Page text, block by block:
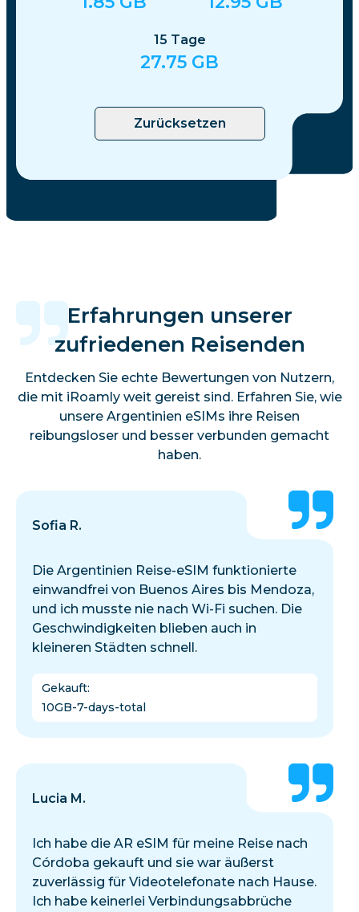
15 Tage
27.75 GB
Zurücksetzen
Erfahrungen unserer
zufriedenen Reisenden
Entdecken Sie echte Bewertungen von Nutzern,
die mit iRoamly weit gereist sind. Erfahren Sie, wie
unsere Argentinien eSIMs ihre Reisen
reibungsloser und besser verbunden gemacht
haben.
Sofia R.
Die Argentinien Reise-eSIM funktionierte
einwandfrei von Buenos Aires bis Mendoza,
und ich musste nie nach Wi-Fi suchen. Die
Geschwindigkeiten blieben auch in
kleineren Städten schnell.
Gekauft:
10GB-7-days-total
Lucia M.
Ich habe die AR eSIM für meine Reise nach
Córdoba gekauft und sie war äußerst
zuverlässig für Videotelefonate nach Hause.
Ich habe keinerlei Verbindungsabbrüche